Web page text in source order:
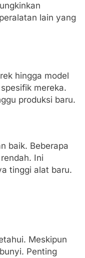
lain yang
hingga model
mereka.
produksi baru.
baik. Beberapa
Ini
tinggi alat baru.
Meskipun
Penting